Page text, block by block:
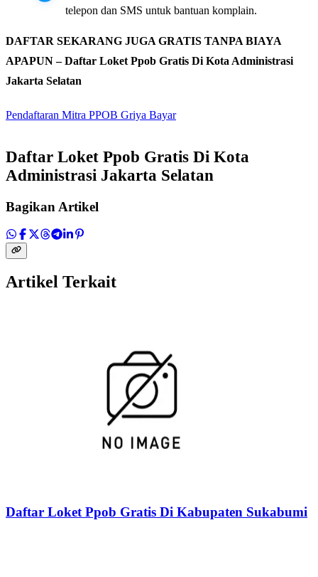
telepon dan SMS untuk bantuan komplain.
DAFTAR SEKARANG JUGA GRATIS TANPA BIAYA
APAPUN – Daftar Loket Ppob Gratis Di Kota Administrasi
Jakarta Selatan
Pendaftaran Mitra PPOB Griya Bayar
Daftar Loket Ppob Gratis Di Kota
Administrasi Jakarta Selatan
Bagikan Artikel
Artikel Terkait
Daftar Loket Ppob Gratis Di Kabupaten Sukabumi